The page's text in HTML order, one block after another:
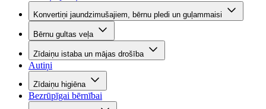
Konvertiņi jaundzimušajiem, bērnu pledi un guļammaisi
Bērnu gultas veļa
Zīdaiņu istaba un mājas drošība
Autiņi
Zīdaiņu higiēna
Bezrūpīgai bērnībai